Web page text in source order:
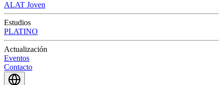
ALAT Joven
Estudios
PLATINO
Actualización
Eventos
Contacto